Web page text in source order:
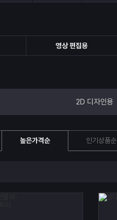
영상 편집용
2D 디자인용
높은가격순 인기상품순